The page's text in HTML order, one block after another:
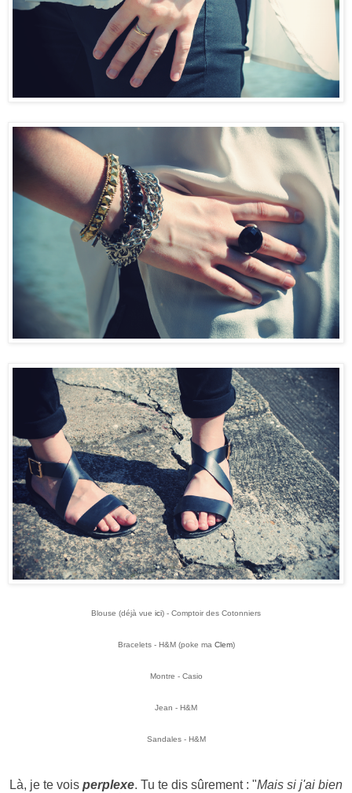
Blouse (déjà vue ici) - Comptoir des Cotonniers
Bracelets - H&M (poke ma Clem)
Montre - Casio
Jean - H&M
Sandales - H&M
Là, je te vois perplexe. Tu te dis sûrement : "Mais si j'ai bien